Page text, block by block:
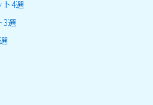
ト4選
3選